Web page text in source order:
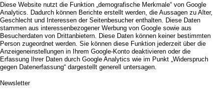
Diese Website nutzt die Funktion „demografische Merkmale“ von Google
Analytics. Dadurch können Berichte erstellt werden, die Aussagen zu Alter,
Geschlecht und Interessen der Seitenbesucher enthalten. Diese Daten
stammen aus interessenbezogener Werbung von Google sowie aus
Besucherdaten von Drittanbietern. Diese Daten können keiner bestimmten
Person zugeordnet werden. Sie können diese Funktion jederzeit über die
Anzeigeneinstellungen in Ihrem Google-Konto deaktivieren oder die
Erfassung Ihrer Daten durch Google Analytics wie im Punkt „Widerspruch
gegen Datenerfassung“ dargestellt generell untersagen.
Newsletter